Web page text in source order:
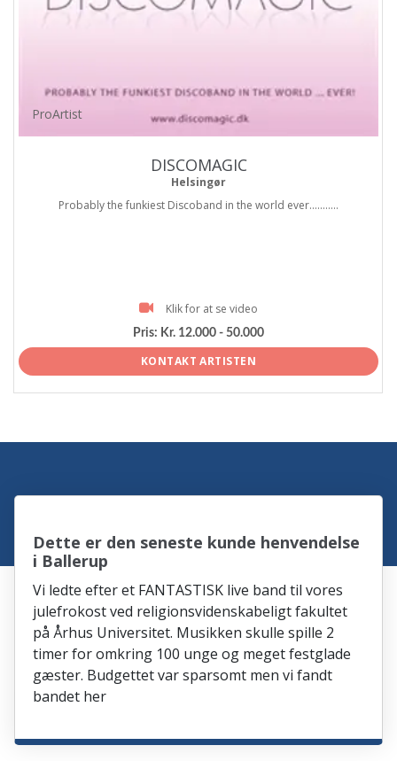
ProArtist
DISCOMAGIC
Helsingør
Probably the funkiest Discoband in the world ever...........
Klik for at se video
Pris: Kr. 12.000 - 50.000
KONTAKT ARTISTEN
Dette er den seneste kunde henvendelse
i Ballerup
Vi ledte efter et FANTASTISK live band til vores
julefrokost ved religionsvidenskabeligt fakultet
på Århus Universitet. Musikken skulle spille 2
timer for omkring 100 unge og meget festglade
gæster. Budgettet var sparsomt men vi fandt
bandet her